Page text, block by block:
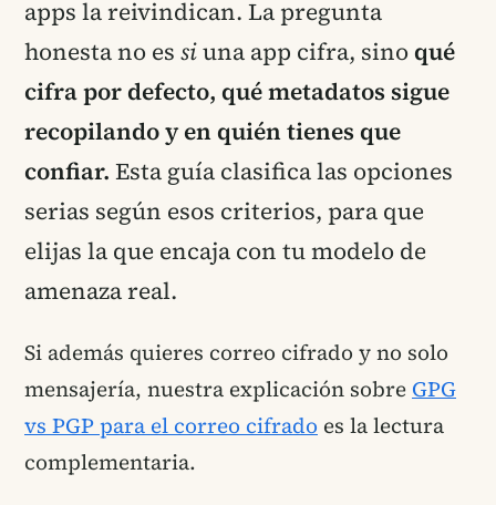
apps la reivindican. La pregunta
honesta no es siuna app cifra, sinoqué
cifra por defecto, qué metadatos sigue
recopilando y en quién tienes que
confiar. Esta guía clasifica las opciones
serias según esos criterios, para que
elijas la que encaja con tu modelo de
amenaza real.
Si además quieres correo cifrado y no solo
mensajería, nuestra explicación sobre GPG
vs PGP para el correo cifrado es la lectura
complementaria.